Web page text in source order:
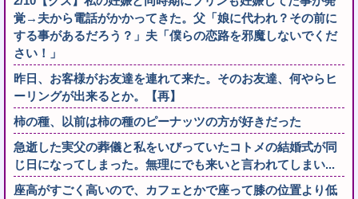
覚→夫から電話がかかってきた。父「娘に代われ？その前に
する事があるだろう？」夫「僕らの恋路を邪魔しないでくだ
さい！」
昨日、お客様がお友達を連れて来た。そのお友達、何やらヒ
ーリングが出来るとか。【再】
柿の種、以前は柿の種のピーナッツの方が好きだった
急逝した実父の葬儀と私をいびっていたコトメの結婚式が同
じ日になってしまった。無理にでも来いと言われてしまい...
座高がすごく高いので、カフェとかで座って膝の位置より低